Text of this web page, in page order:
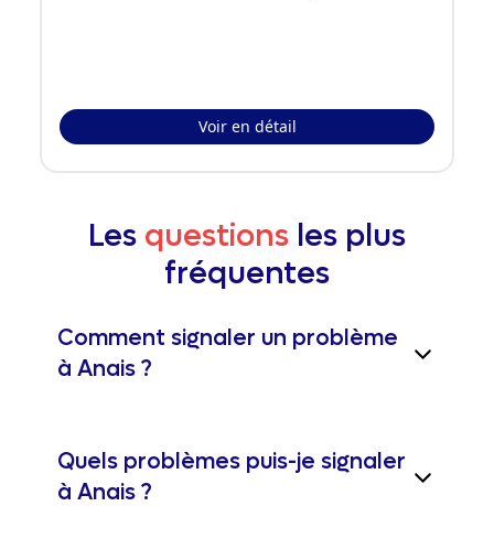
Voir en détail
Les questions les plus
fréquentes
Comment signaler un problème
à Anais ?
Quels problèmes puis-je signaler
à Anais ?